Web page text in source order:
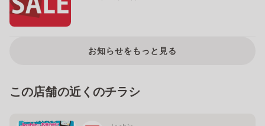
お知らせをもっと見る
この店舗の近くのチラシ